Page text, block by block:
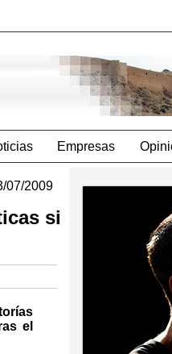
Empresas
07/2009
si
el